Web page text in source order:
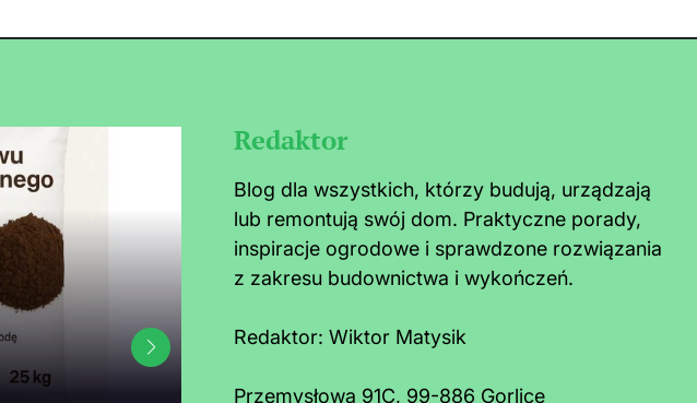
Redaktor
Blog dla wszystkich, którzy budują, urządzają
lub remontują swój dom. Praktyczne porady,
inspiracje ogrodowe i sprawdzone rozwiązania
z zakresu budownictwa i wykończeń.
Redaktor: Wiktor Matysik
Przemysłowa 91C, 99-886 Gorlice